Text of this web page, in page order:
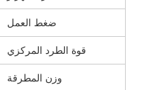
ضغط العمل
قوة الطرد المركزي
وزن المطرقة